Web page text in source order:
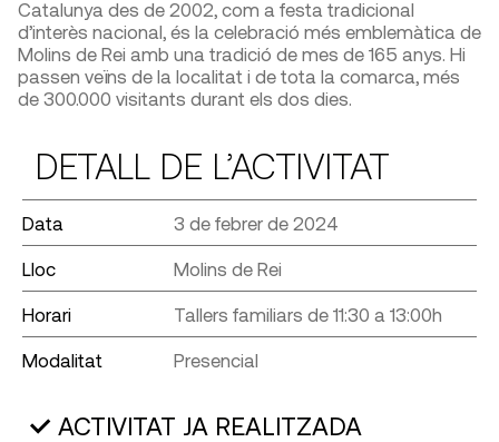
Catalunya des de 2002, com a festa tradicional
d’interès nacional, és la celebració més emblemàtica de
Molins de Rei amb una tradició de mes de 165 anys. Hi
passen veïns de la localitat i de tota la comarca, més
de 300.000 visitants durant els dos dies.
DETALL DE L’ACTIVITAT
Data 3 de febrer de 2024
Lloc Molins de Rei
Horari Tallers familiars de 11:30 a 13:00h
Modalitat Presencial
ACTIVITAT JA REALITZADA